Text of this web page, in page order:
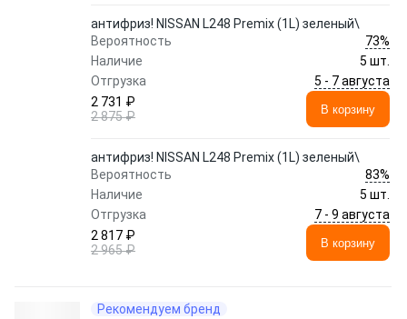
антифриз! NISSAN L248 Premix (1L) зеленый\
Вероятность
73%
Наличие
5 шт.
Отгрузка
5 - 7 августа
2 731 ₽
2 875 ₽
В корзину
антифриз! NISSAN L248 Premix (1L) зеленый\
Вероятность
83%
Наличие
5 шт.
Отгрузка
7 - 9 августа
2 817 ₽
2 965 ₽
В корзину
Рекомендуем бренд